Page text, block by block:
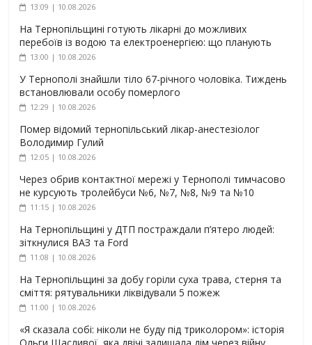
13:09 | 10.08.2026
На Тернопільщині готують лікарні до можливих
перебоїв із водою та електроенергією: що планують
13:00 | 10.08.2026
У Тернополі знайшли тіло 67-річного чоловіка. Тиждень
встановлювали особу померлого
12:29 | 10.08.2026
Помер відомий тернопільський лікар-анестезіолог
Володимир Гулий
12:05 | 10.08.2026
Через обрив контактної мережі у Тернополі тимчасово
не курсують тролейбуси №6, №7, №8, №9 та №10
11:15 | 10.08.2026
На Тернопільщині у ДТП постраждали п’ятеро людей:
зіткнулися ВАЗ та Ford
11:08 | 10.08.2026
На Тернопільщині за добу горіли суха трава, стерня та
сміття: рятувальники ліквідували 5 пожеж
11:00 | 10.08.2026
«Я сказала собі: ніколи не буду під триколором»: історія